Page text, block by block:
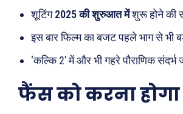
Type here...
ख़बरें
छत्तीसगढ़
पूरब विशेष
वो ख़्वाबों
शूटिंग2025 की शुरुआत मेंशुरू होने की
इस बार फिल्म का बजट पहले भाग से भी
‘कल्कि 2’ में और भी गहरे पौराणिक संदर्भ
फैंस को करना होगा